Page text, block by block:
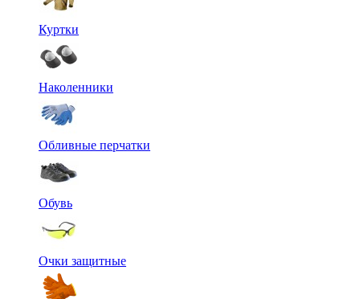
Куртки
Наколенники
Обливные перчатки
Обувь
Очки защитные